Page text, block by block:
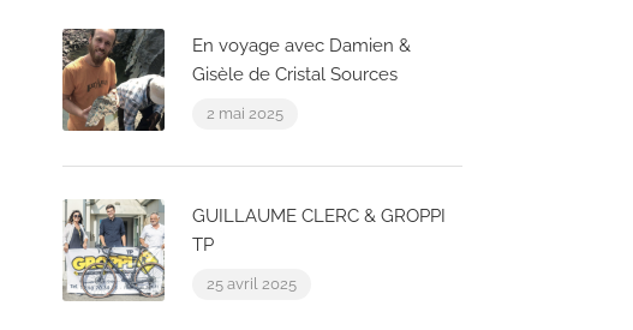
En voyage avec Damien &
Gisèle de Cristal Sources
2 mai 2025
GUILLAUME CLERC & GROPPI
TP
25 avril 2025